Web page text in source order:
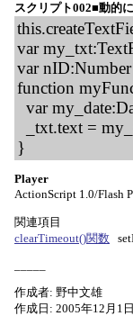
スクリプト002■動的
var
var
function
var
_txt.text =
}
Player
ActionScript 1.0/Flash
関連項目
clearTimeout()関数
作成者: 野中文雄
作成日: 2005年12月1日